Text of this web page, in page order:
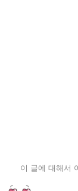
이 글에 대해서